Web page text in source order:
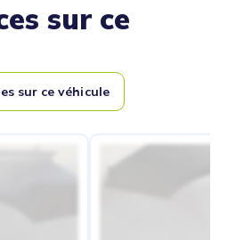
sur ce
sur ce véhicule